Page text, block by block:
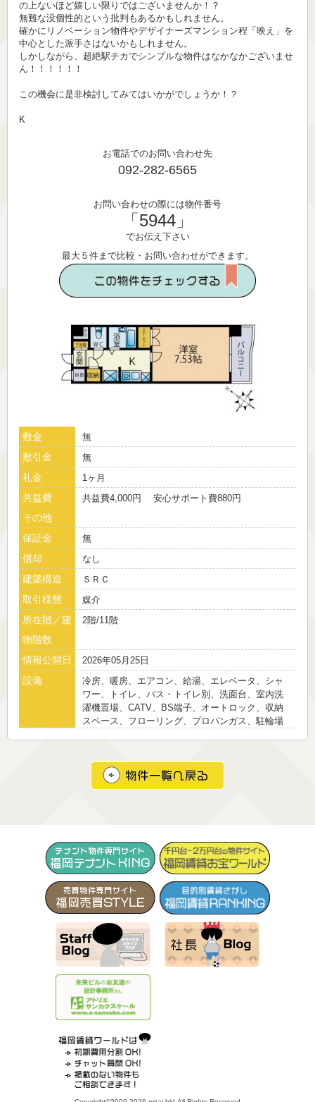
の上ないほど嬉しい限りではございませんか！？
無難な没個性的という批判もあるかもしれません。
確かにリノベーション物件やデザイナーズマンション程「映え」を
中心とした派手さはないかもしれません。
しかしながら、超絶駅チカでシンプルな物件はなかなかございませ
ん！！！！！！
この機会に是非検討してみてはいかがでしょうか！？
K
お電話でのお問い合わせ先
092-282-6565
お問い合わせの際には物件番号
「5944」
でお伝え下さい
最大５件まで比較・お問い合わせができます。
敷金 無
敷引金 無
礼金 1ヶ月
共益費
その他
共益費4,000円 安心サポート費880円
保証金 無
償却 なし
建築構造 ＳＲＣ
取引様態 媒介
所在階／建
物階数
2階/11階
情報公開日 2026年05月25日
設備
冷房、暖房、エアコン、給湯、エレベータ、シャ
ワー、トイレ、バス・トイレ別、洗面台、室内洗
濯機置場、CATV、BS端子、オートロック、収納
スペース、フローリング、プロパンガス、駐輪場